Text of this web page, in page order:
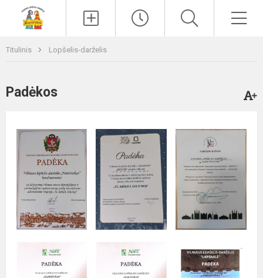
Titulinis Lopšelis-darželis
Padėkos